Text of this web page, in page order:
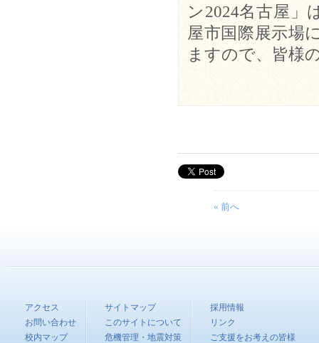
ン2024名古屋」
屋市国際展示場
ますので、皆様
« 前へ
アクセス
お問い合わせ
校内マップ
サイトマップ
このサイトについて
危機管理・地震対策
採用情報
リンク
ご支援をお考えの皆様